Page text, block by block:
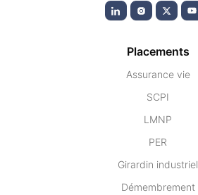
Placements
Assurance vie
SCPI
LMNP
PER
Girardin industriel
Démembrement